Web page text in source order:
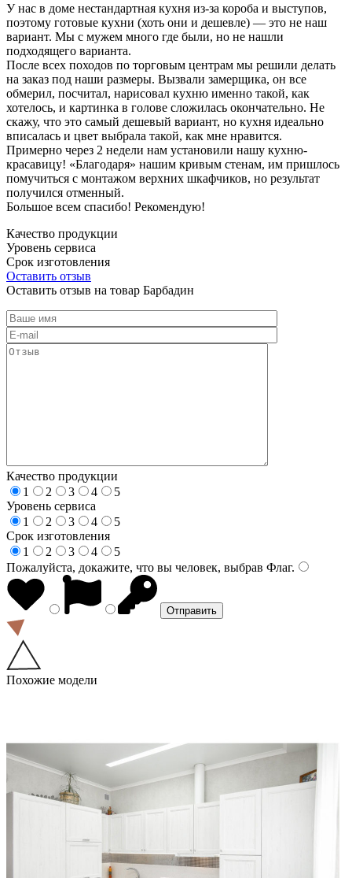
У нас в доме нестандартная кухня из-за короба и выступов,
поэтому готовые кухни (хоть они и дешевле) — это не наш
вариант. Мы с мужем много где были, но не нашли
подходящего варианта.
После всех походов по торговым центрам мы решили делать
на заказ под наши размеры. Вызвали замерщика, он все
обмерил, посчитал, нарисовал кухню именно такой, как
хотелось, и картинка в голове сложилась окончательно. Не
скажу, что это самый дешевый вариант, но кухня идеально
вписалась и цвет выбрала такой, как мне нравится.
Примерно через 2 недели нам установили нашу кухню-
красавицу! «Благодаря» нашим кривым стенам, им пришлось
помучиться с монтажом верхних шкафчиков, но результат
получился отменный.
Большое всем спасибо! Рекомендую!
Качество продукции
Уровень сервиса
Срок изготовления
Оставить отзыв
Оставить отзыв на товар Барбадин
Качество продукции
1
2 3 4
5
Уровень сервиса
1
2 3 4
5
Срок изготовления
1
2 3 4
5
Пожалуйста, докажите, что вы человек, выбрав Флаг.
Похожие модели